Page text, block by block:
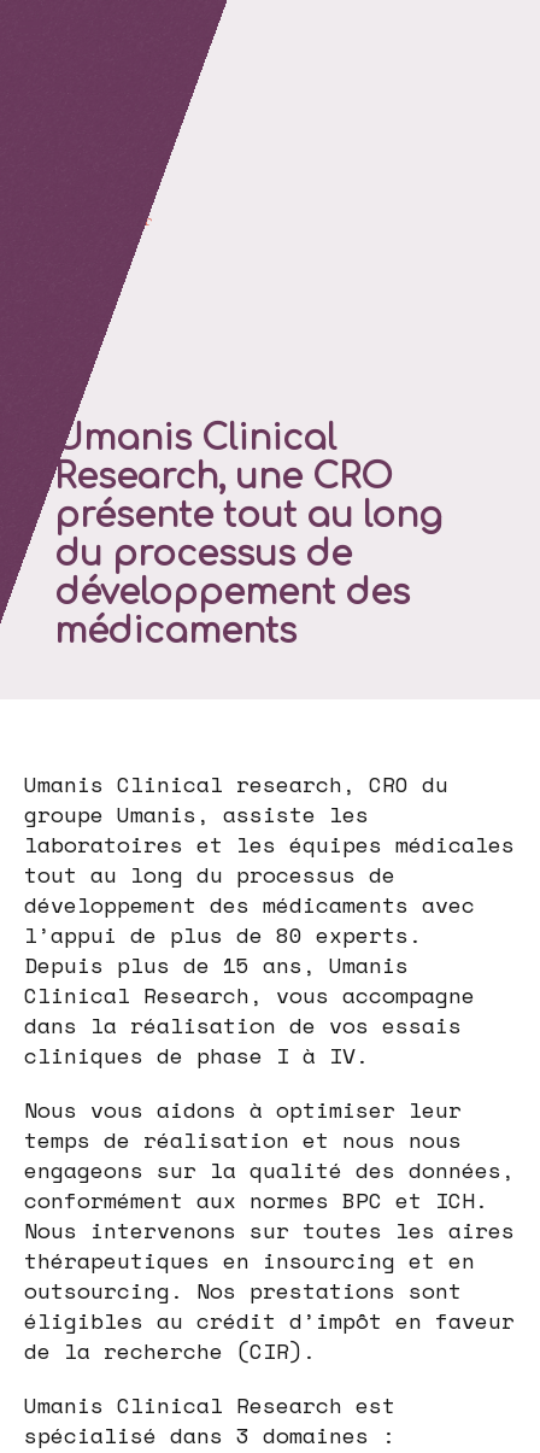
retour
Umanis Clinical
Research, une CRO
présente tout au long
du processus de
développement des
médicaments
Umanis Clinical research, CRO du
groupe Umanis, assiste les
laboratoires et les équipes médicales
tout au long du processus de
développement des médicaments avec
l’appui de plus de 80 experts.
Depuis plus de 15 ans, Umanis
Clinical Research, vous accompagne
dans la réalisation de vos essais
cliniques de phase I à IV.
Nous vous aidons à optimiser leur
temps de réalisation et nous nous
engageons sur la qualité des données,
conformément aux normes BPC et ICH.
Nous intervenons sur toutes les aires
thérapeutiques en insourcing et en
outsourcing. Nos prestations sont
éligibles au crédit d’impôt en faveur
de la recherche (CIR).
Umanis Clinical Research est
spécialisé dans 3 domaines :